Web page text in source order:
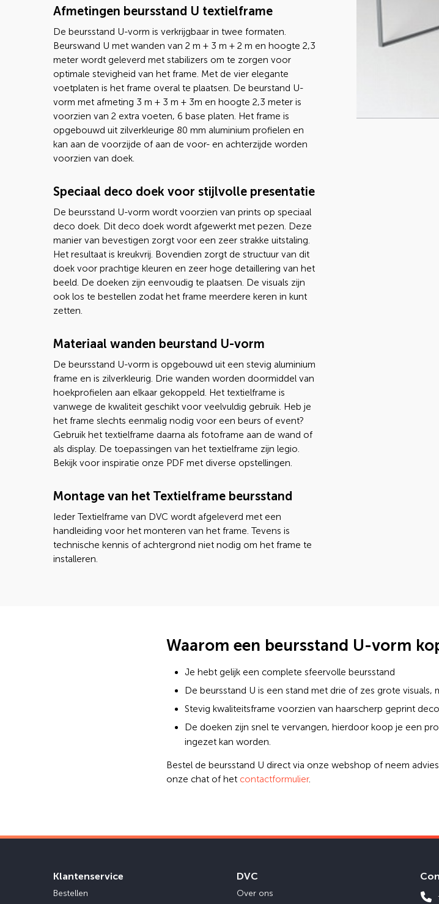
Afmetingen beursstand U textielframe
De beursstand U-vorm is verkrijgbaar in twee formaten.
Beurswand U met wanden van 2 m + 3 m + 2 m en hoogte 2,3
meter wordt geleverd met stabilizers om te zorgen voor
optimale stevigheid van het frame. Met de vier elegante
voetplaten is het frame overal te plaatsen. De beurstand U-
vorm met afmeting 3 m + 3 m + 3m en hoogte 2,3 meter is
voorzien van 2 extra voeten, 6 base platen. Het frame is
opgebouwd uit zilverkleurige 80 mm aluminium profielen en
kan aan de voorzijde of aan de voor- en achterzijde worden
voorzien van doek.
Speciaal deco doek voor stijlvolle presentatie
De beursstand U-vorm wordt voorzien van prints op speciaal
deco doek. Dit deco doek wordt afgewerkt met pezen. Deze
manier van bevestigen zorgt voor een zeer strakke uitstaling.
Het resultaat is kreukvrij. Bovendien zorgt de structuur van dit
doek voor prachtige kleuren en zeer hoge detaillering van het
beeld. De doeken zijn eenvoudig te plaatsen. De visuals zijn
ook los te bestellen zodat het frame meerdere keren in kunt
zetten.
Materiaal wanden beurstand U-vorm
De beursstand U-vorm is opgebouwd uit een stevig aluminium
frame en is zilverkleurig. Drie wanden worden doormiddel van
hoekprofielen aan elkaar gekoppeld. Het textielframe is
vanwege de kwaliteit geschikt voor veelvuldig gebruik. Heb je
het frame slechts eenmalig nodig voor een beurs of event?
Gebruik het textielframe daarna als fotoframe aan de wand of
als display. De toepassingen van het textielframe zijn legio.
Bekijk voor inspiratie onze PDF met diverse opstellingen.
Montage van het Textielframe beursstand
Ieder Textielframe van DVC wordt afgeleverd met een
handleiding voor het monteren van het frame. Tevens is
technische kennis of achtergrond niet nodig om het frame te
installeren.
Waarom een beursstand U-vorm
Je hebt gelijk een complete sfeervolle beursstand
De beursstand U is een stand met drie of zes grote
Stevig kwaliteitsframe voorzien van haarscherp geprint
De doeken zijn snel te vervangen, hierdoor koop je een
ingezet kan worden.
Bestel de beursstand U direct via onze webshop of neem
onze chat of het contactformulier.
Klantenservice
Bestellen
DVC
Over ons